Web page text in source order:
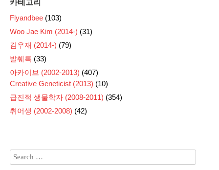
카테고리
Flyandbee (103)
Woo Jae Kim (2014-) (31)
김우재 (2014-) (79)
발췌록 (33)
아카이브 (2002-2013) (407)
Creative Geneticist (2013) (10)
급진적 생물학자 (2008-2011) (354)
취어생 (2002-2008) (42)